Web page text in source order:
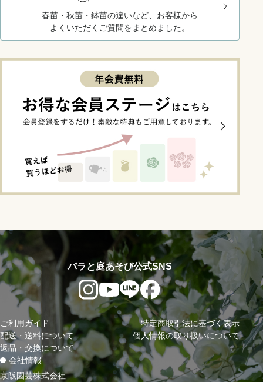
春苗・秋苗・鉢苗の違いなど、お客様から
よくいただくご質問をまとめました。
会社情報
京阪園芸株式会社
バラと庭あそび公式SNS
ご利用ガイド
配送・送料について
返品・交換について
特定商取引法に基づく表示
個人情報の取り扱いについて